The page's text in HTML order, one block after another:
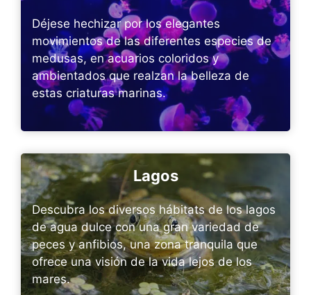
Déjese hechizar por los elegantes
movimientos de las diferentes especies de
medusas, en acuarios coloridos y
ambientados que realzan la belleza de
estas criaturas marinas.
Lagos
Descubra los diversos hábitats de los lagos
de agua dulce con una gran variedad de
peces y anfibios, una zona tranquila que
ofrece una visión de la vida lejos de los
mares.